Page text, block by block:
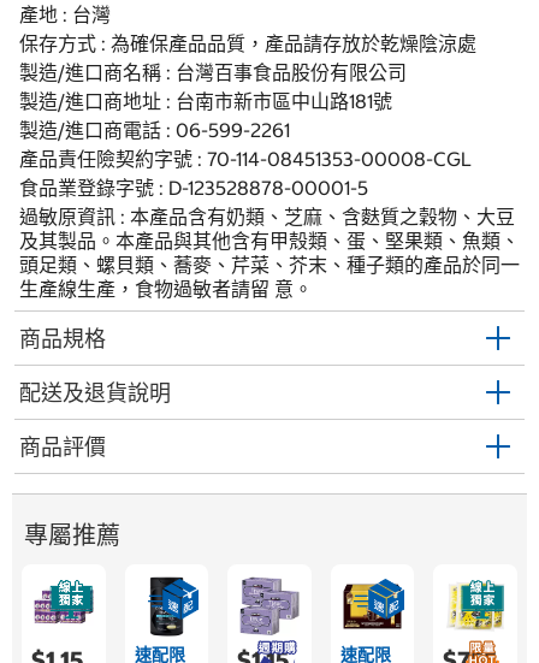
產地 : 台灣
保存方式 : 為確保產品品質，產品請存放於乾燥陰涼處
製造/進口商名稱 : 台灣百事食品股份有限公司
製造/進口商地址 : 台南市新市區中山路181號
製造/進口商電話 : 06-599-2261
產品責任險契約字號 : 70-114-08451353-00008-CGL
食品業登錄字號 : D-123528878-00001-5
過敏原資訊 : 本產品含有奶類、芝麻、含麩質之穀物、大豆
及其製品。本產品與其他含有甲殼類、蛋、堅果類、魚類、
頭足類、螺貝類、蕎麥、芹菜、芥末、種子類的產品於同一
生產線生產，食物過敏者請留 意。
商品規格
配送及退貨說明
商品評價
專屬推薦
速配限 速配限